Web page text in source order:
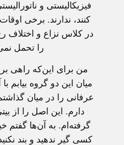
فیزیکالیستی و
کنند، ندارند. برخی
در کلاس نزاع و اختلاف
را تحمل
من برای این‌که راهی
میان این دو گروه بیابم
عرفانی را در میان
دارم. این اصل را از
گرفته‌ام. به آن‌ها گفتم
کسی گیر ندهید و بند